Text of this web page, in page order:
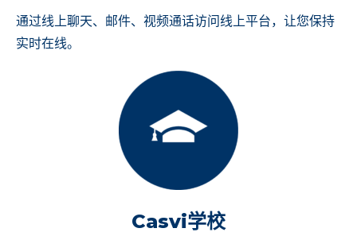
通过线上聊天、邮件、视频通话访问线上平台，让您保持
实时在线。
Casvi学校